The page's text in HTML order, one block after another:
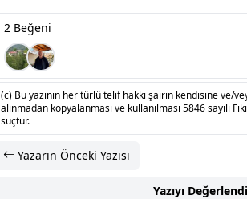
2 Beğeni
(c) Bu yazının her türlü telif hakkı şairin kendisine ve/
alınmadan kopyalanması ve kullanılması 5846 sayılı
suçtur.
Yazarın Önceki Yazısı
Yazıyı